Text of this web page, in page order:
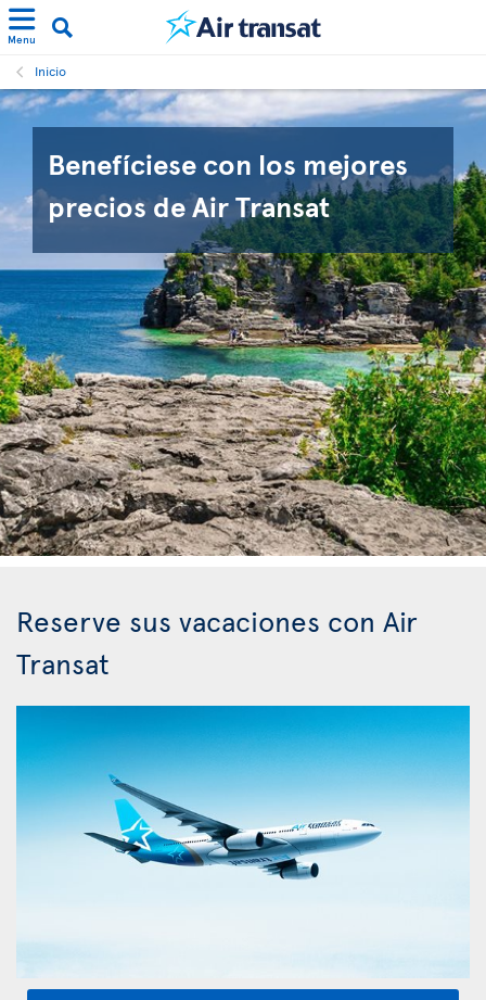
Menu
Inicio
Benefíciese con los mejores
precios de Air Transat
Reserve sus vacaciones con Air
Transat